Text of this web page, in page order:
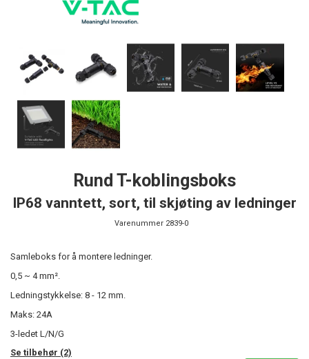
Rund T-koblingsboks
IP68 vanntett, sort, til skjøting av ledninger
Varenummer 2839-0
Samleboks for å montere ledninger.
0,5 ~ 4 mm².
Ledningstykkelse: 8 - 12 mm.
Maks: 24A
3-ledet L/N/G
Se tilbehør (2)